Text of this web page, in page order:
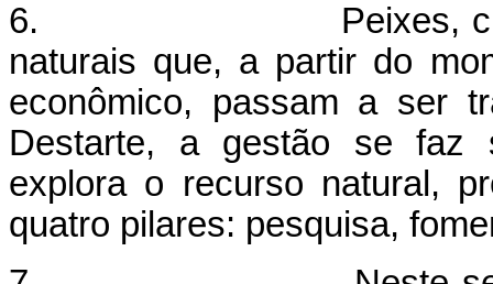
6. Peixes,
naturais que, a partir do
econômico, passam a ser
Destarte, a gestão se faz
explora o recurso natural,
quatro pilares: pesquisa,